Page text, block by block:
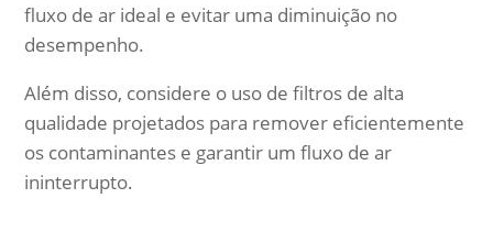
fluxo de ar ideal e evitar uma diminuição no
desempenho.
Além disso, considere o uso de filtros de alta
qualidade projetados para remover eficientemente
os contaminantes e garantir um fluxo de ar
ininterrupto.